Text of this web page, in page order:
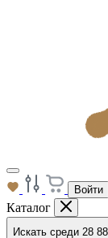
Войти
Каталог
Искать среди 28